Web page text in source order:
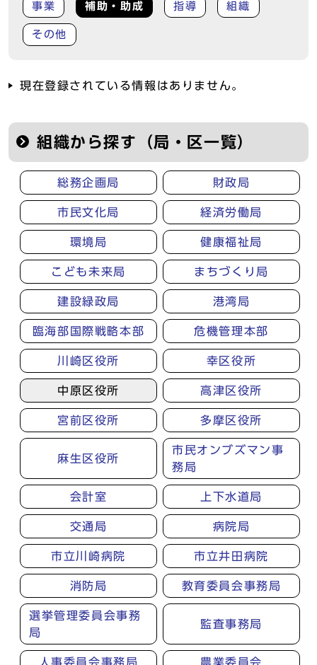
事業 補助・助成 指導 組織
その他
現在登録されている情報はありません。
組織から探す（局・区一覧）
総務企画局 財政局
市民文化局 経済労働局
環境局 健康福祉局
こども未来局 まちづくり局
建設緑政局 港湾局
臨海部国際戦略本部 危機管理本部
川崎区役所 幸区役所
中原区役所 高津区役所
宮前区役所 多摩区役所
麻生区役所
市民オンブズマン事
務局
会計室 上下水道局
交通局 病院局
市立川崎病院 市立井田病院
消防局 教育委員会事務局
選挙管理委員会事務
局
監査事務局
人事委員会事務局 農業委員会